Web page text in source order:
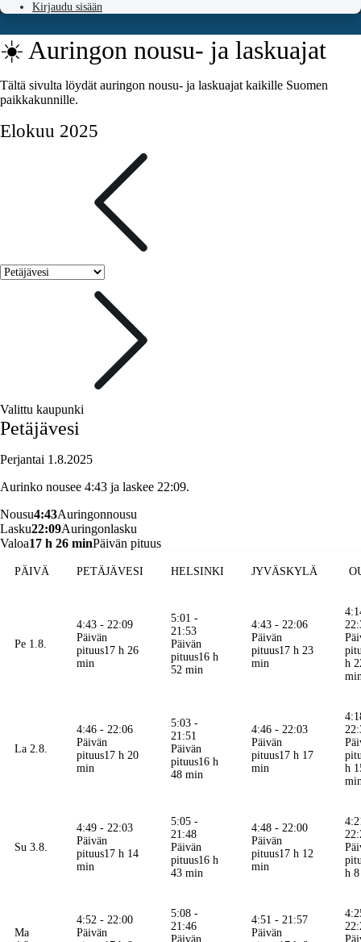
Kirjaudu sisään
☀️ Auringon nousu- ja laskuajat
Tältä sivulta löydät auringon nousu- ja laskuajat kaikille Suomen
paikkakunnille.
Elokuu 2025
Valittu kaupunki
Petäjävesi
Perjantai 1.8.2025
Aurinko nousee 4:43 ja laskee 22:09.
Nousu4:43Auringonnousu
Lasku22:09Auringonlasku
Valoa17 h 26 minPäivän pituus
PÄIVÄ PETÄJÄVESI HELSINKI JYVÄSKYLÄ
Pe 1.8.
4:43 - 22:09
Päivän
pituus17 h 26
min
5:01 -
21:53
Päivän
pituus16 h
52 min
4:43 - 22:06
Päivän
pituus17 h 23
min
h
La 2.8.
4:46 - 22:06
Päivän
pituus17 h 20
min
5:03 -
21:51
Päivän
pituus16 h
48 min
4:46 - 22:03
Päivän
pituus17 h 17
min
h
Su 3.8.
4:49 - 22:03
Päivän
pituus17 h 14
min
5:05 -
21:48
Päivän
pituus16 h
43 min
4:48 - 22:00
Päivän
pituus17 h 12
min
h
Ma
4:52 - 22:00
Päivän
5:08 -
21:46
Päivän
4:51 - 21:57
Päivän